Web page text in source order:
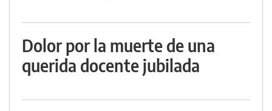
Dolor por la muerte de una
querida docente jubilada